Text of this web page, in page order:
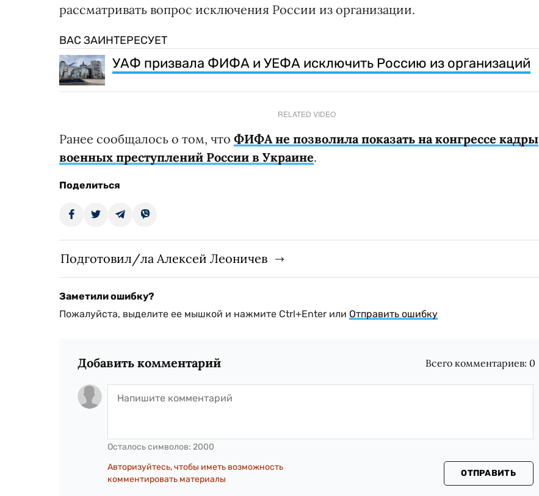
рассматривать вопрос исключения России из организации.
ВАС ЗАИНТЕРЕСУЕТ
УАФ призвала ФИФА и УЕФА исключить Россию из организаций
RELATED VIDEO
Ранее сообщалось о том, что ФИФА не позволила показать на конгрессе кадры
военных преступлений России в Украине.
Поделиться
Подготовил/ла Алексей Леоничев
Заметили ошибку?
Пожалуйста, выделите ее мышкой и нажмите Ctrl+Enter или Отправить ошибку
Добавить комментарий Всего комментариев: 0
Осталось символов: 2000
Авторизуйтесь, чтобы иметь возможность
комментировать материалы
ОТПРАВИТЬ